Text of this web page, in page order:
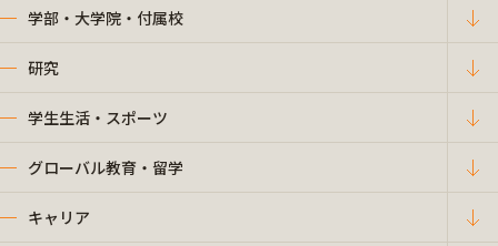
学部・大学院・付属校
研究
学生生活・スポーツ
グローバル教育・留学
キャリア